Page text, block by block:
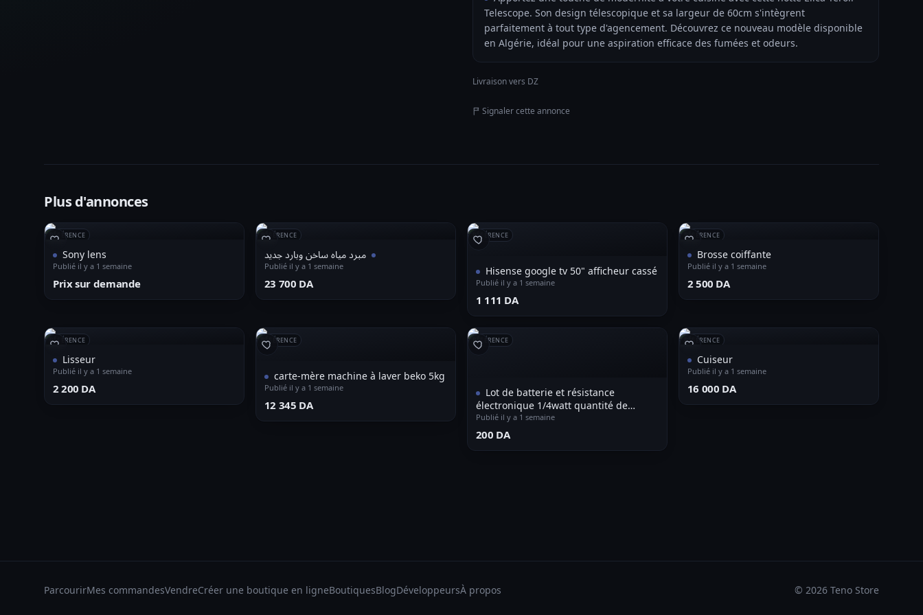
Telescope. Son design télescopique et sa largeur de 60cm s'intègrent
parfaitement à tout type d'agencement. Découvrez ce nouveau modèle disponible
en Algérie, idéal pour une aspiration efficace des fumées et odeurs.
Livraison vers DZ
Signaler cette annonce
Plus d'annonces
RÉFÉRENCE
Sony lens
Publié il y a 1 semaine
Prix sur demande
RÉFÉRENCE
مبرد مياه ساخن وبارد جديد
Publié il y a 1 semaine
⁦23 700 DA⁩
RÉFÉRENCE
Hisense google tv 50" afficheur cassé
Publié il y a 1 semaine
⁦1 111 DA⁩
RÉFÉRENCE
Brosse coiffante
Publié il y a 1 semaine
⁦2 500 DA⁩
RÉFÉRENCE
Lisseur
Publié il y a 1 semaine
⁦2 200 DA⁩
RÉFÉRENCE
carte-mère machine à laver beko 5kg
Publié il y a 1 semaine
⁦12 345 DA⁩
RÉFÉRENCE
Lot de batterie et résistance
électronique 1/4watt quantité de
200000pieces
Publié il y a 1 semaine
⁦200 DA⁩
RÉFÉRENCE
Cuiseur
Publié il y a 1 semaine
⁦16 000 DA⁩
ParcourirMes commandesVendreCréer une boutique en ligneBoutiquesBlogDéveloppeursÀ propos © 2026 Teno Store